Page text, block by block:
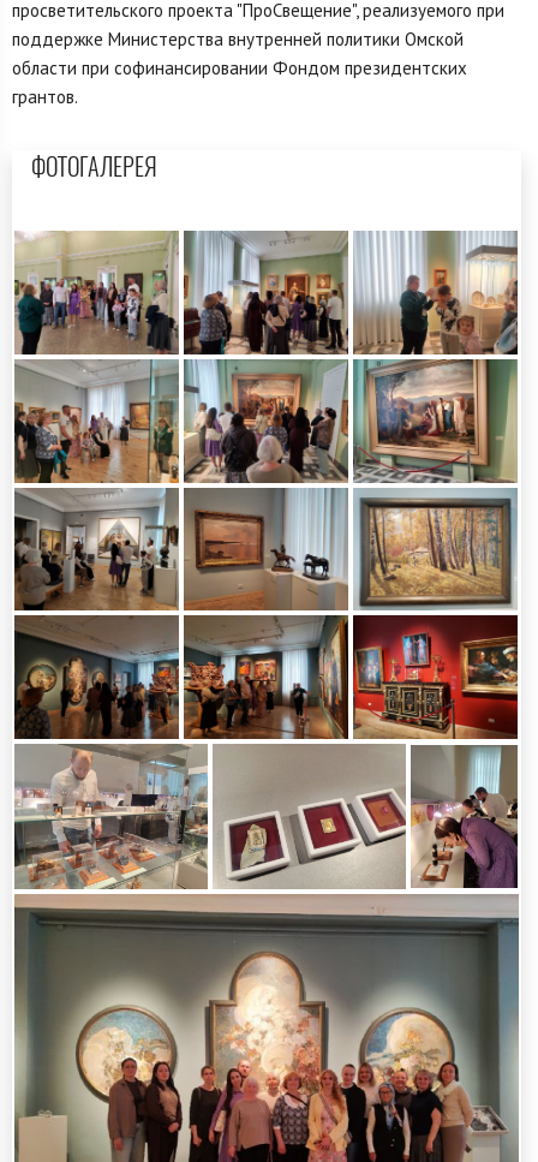
просветительского проекта "ПроСвещение", реализуемого при
поддержке Министерства внутренней политики Омской
области при софинансировании Фондом президентских
грантов.
ФОТОГАЛЕРЕЯ